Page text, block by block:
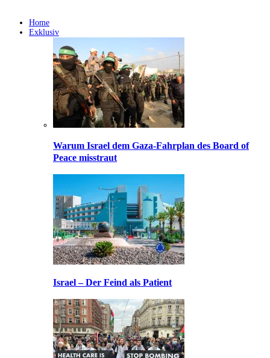
Home
Exklusiv
Warum Israel dem Gaza-Fahrplan des Board of
Peace misstraut
Israel – Der Feind als Patient